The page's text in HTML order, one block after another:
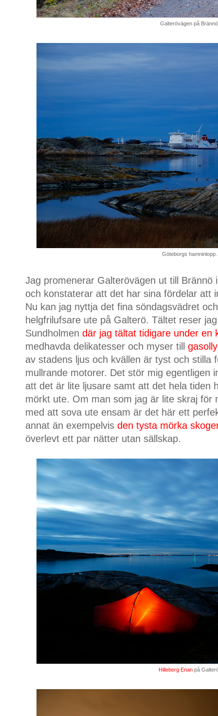
Galterövägen på
Göteborgs hamninlopp.
Jag promenerar Galterövägen ut till
och konstaterar att det har sina fördelar att
Nu kan jag nyttja det fina söndagsvädret
helgfrilufsare ute på Galterö. Tältet reser
Sundholmen där jag tältat tidigare under en
medhavda delikatesser och myser till
av stadens ljus och kvällen är tyst och stilla
mullrande motorer. Det stör mig egentligen
att det är lite ljusare samt att det hela tiden
mörkt ute. Om man som jag är lite skraj för
med att sova ute ensam är det här ett
annat än exempelvis den tysta mörka
överlevt ett par nätter utan sällskap.
Hilleberg Enan på